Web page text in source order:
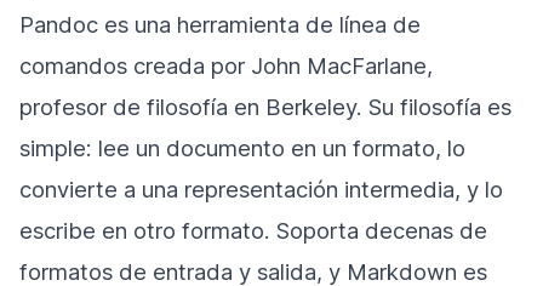
Pandoc es una herramienta de línea de
comandos creada por John MacFarlane,
profesor de filosofía en Berkeley. Su filosofía es
simple: lee un documento en un formato, lo
convierte a una representación intermedia, y lo
escribe en otro formato. Soporta decenas de
formatos de entrada y salida, y Markdown es